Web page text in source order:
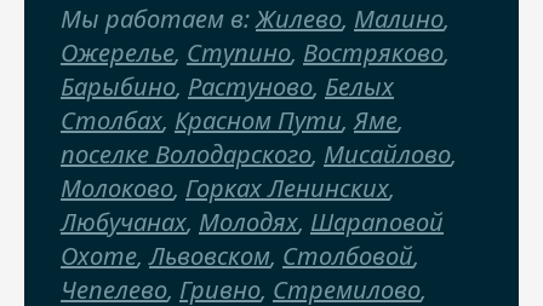
Мы работаем в:Жилево, Малино,
Ожерелье, Ступино, Востряково,
Барыбино, Растуново, Белых
Столбах, Красном Пути,Яме,
поселке Володарского, Мисайлово,
Молоково, Горках Ленинских,
Любучанах, Молодях, Шараповой
Охоте,Львовском, Столбовой,
Чепелево, Гривно, Стремилово,